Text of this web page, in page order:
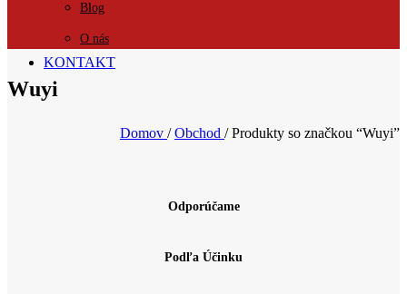
Blog
O nás
KONTAKT
Wuyi
Domov / Obchod / Produkty so značkou “Wuyi”
Odporúčame
Podľa Účinku